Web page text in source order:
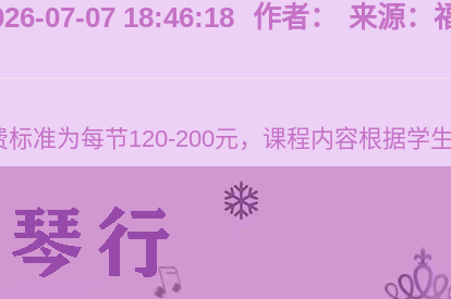
07-07 18:46:18 作者： 来源：
准为每节120-200元，课程内容根据学